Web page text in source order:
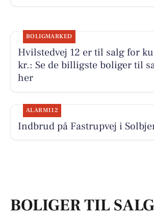
BOLIGMARKED
Hvilstedvej 12 er til salg for
kr.: Se de billigste boliger til
her
ALARM112
Indbrud på Fastrupvej i
BOLIGER TIL